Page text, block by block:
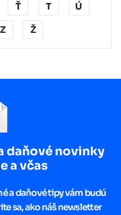
Ť T Ú
Z Ž
daňové novinky
a včas
a daňové tipy vám budú
sa, ako náš newsletter